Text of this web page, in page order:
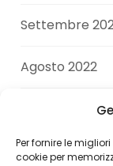
Per fornire le
cookie per
Settembre
Agosto 2022
Giugno 2022